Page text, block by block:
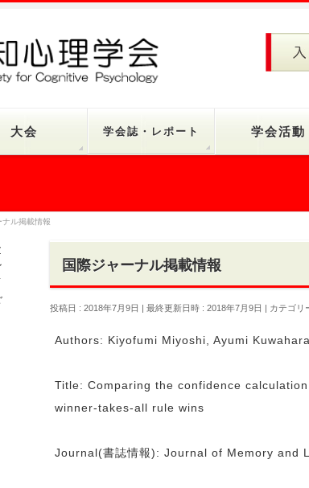
大会 学会誌・レポート 学会活動
ナル掲載情報
国際ジャーナル掲載情報
投稿日 : 2018年7月9日 最終更新日時 : 2018年7月9日 カテゴリ
Authors: Kiyofumi Miyoshi, Ayumi
Title: Comparing the confidence
winner-takes-all rule wins
Journal(書誌情報): Journal of Memory and